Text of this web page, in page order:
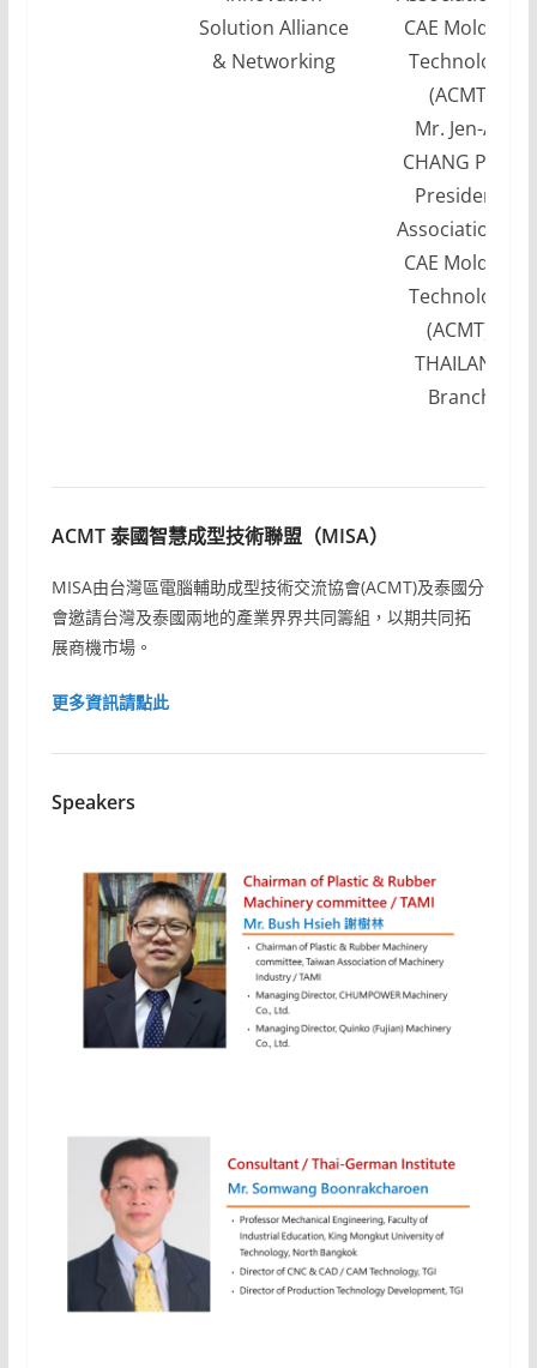
Solution Alliance
& Networking
CAE Molding
Technology
(ACMT)
Mr. Jen-An
CHANG PhD,
President,
Association of
CAE Molding
Technology
(ACMT),
THAILAND
Branch
ACMT 泰國智慧成型技術聯盟（MISA）
MISA由台灣區電腦輔助成型技術交流協會(ACMT)及泰國分
會邀請台灣及泰國兩地的產業界界共同籌組，以期共同拓
展商機市場。
更多資訊請點此
Speakers